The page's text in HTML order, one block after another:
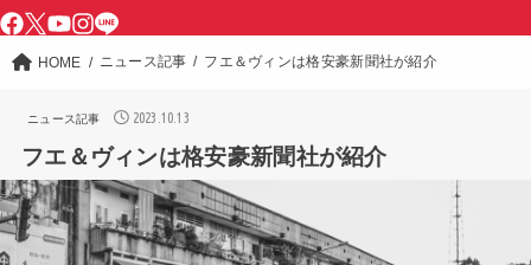
HOME ニュース記事 フエ＆ヴィンは格安豪新聞社が紹介
ニュース記事 2023.10.13
フエ＆ヴィンは格安豪新聞社が紹介